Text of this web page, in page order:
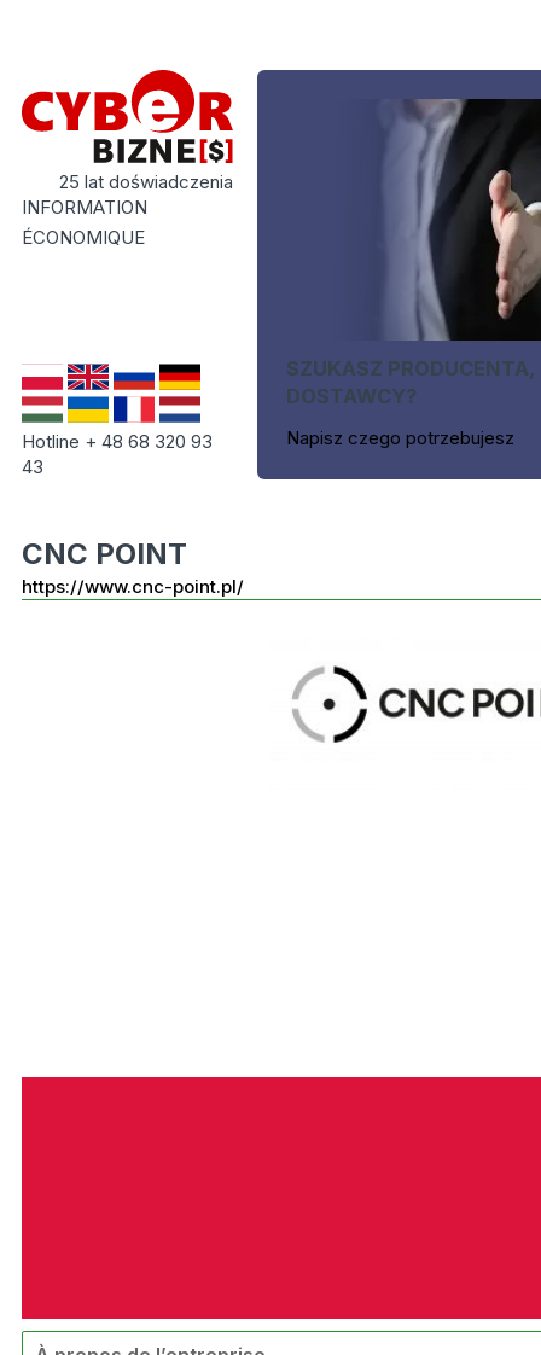
25 lat doświadczenia
INFORMATION
ÉCONOMIQUE
Hotline + 48 68 320 93
43
SZUKASZ PRODUCENTA,
DOSTAWCY?
Napisz czego potrzebujesz
CNC POINT
https://www.cnc-point.pl/